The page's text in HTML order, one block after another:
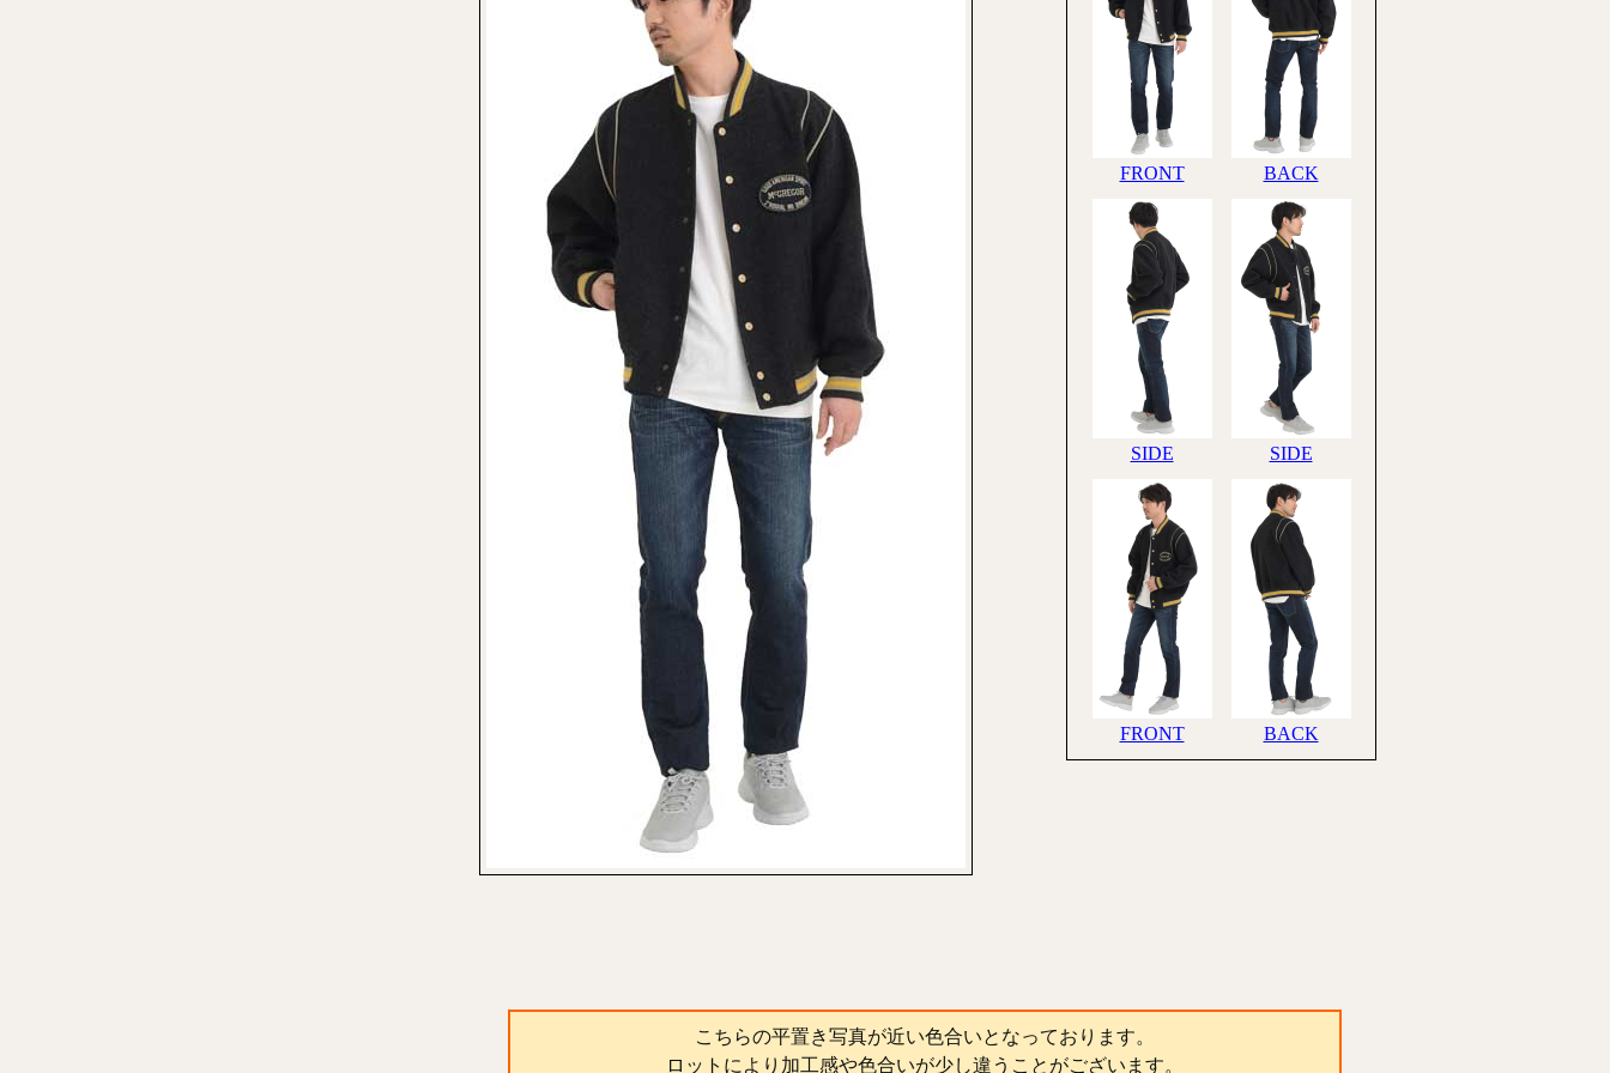
こちらの平置き写真が近い色合いとなっております。
ロットにより加工感や色合いが少し違うことがございます。